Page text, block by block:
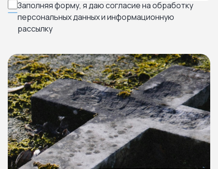
Заполняя форму, я даю согласие на обработку
персональных данных и информационную
рассылку